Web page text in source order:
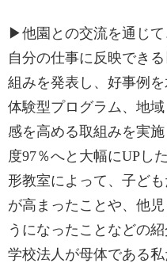
▶他園との交流を通じ
自分の仕事に反映でき
組みを発表し、好事例
体験型プログラム、地
感を高める取組みを実
度97％へと大幅にUPし
形教室によって、子ど
が高まったことや、他
うになったことなどの
学校法人が母体である